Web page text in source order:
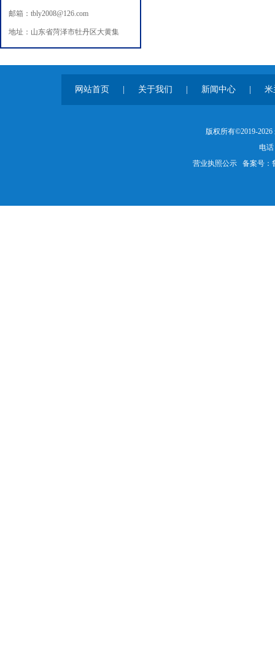
邮箱：tbly2008@126.com
地址：山东省菏泽市牡丹区大黄集
网站首页 关于我们 新闻中心 米
版权所有©2019-
电话
营业执照公示备案号：鲁